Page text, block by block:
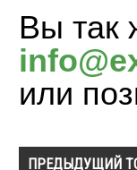
Вы так
или
ПРЕДЫДУЩИЙ